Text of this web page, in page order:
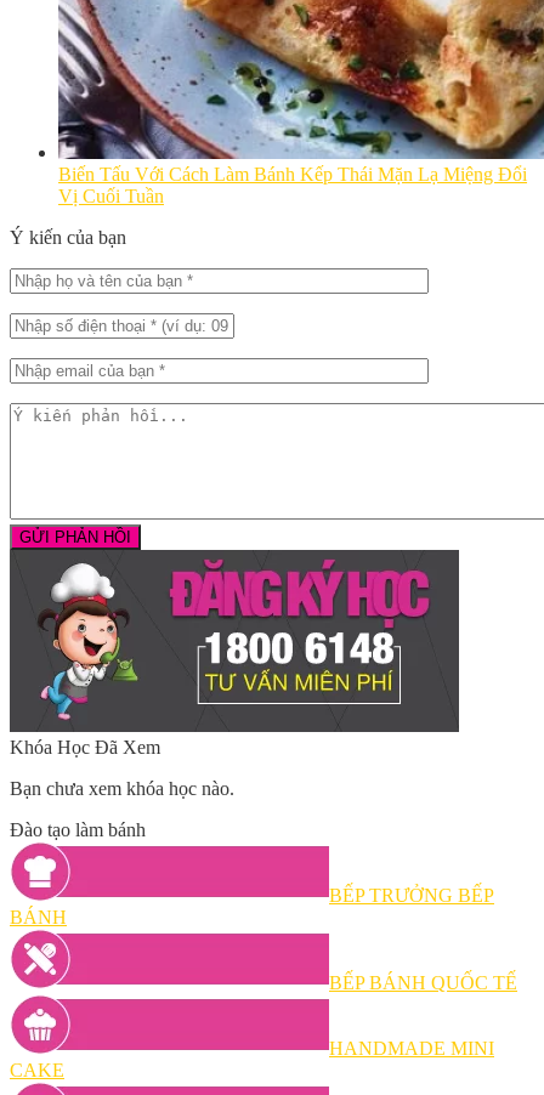
Biến Tấu Với Cách Làm Bánh Kếp Thái Mặn Lạ Miệng Đổi
Vị Cuối Tuần
Ý kiến của bạn
Khóa Học Đã Xem
Bạn chưa xem khóa học nào.
Đào tạo làm bánh
BẾP TRƯỞNG BẾP
BÁNH
BẾP BÁNH QUỐC TẾ
HANDMADE MINI
CAKE